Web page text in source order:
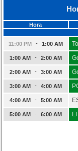
Hora
11:00 PM
- 1:00 AM
1:00 AM - 2:00 AM
2:00 AM - 3:00 AM
3:00 AM - 4:00 AM
4:00 AM - 5:00 AM
5:00 AM - 6:00 AM